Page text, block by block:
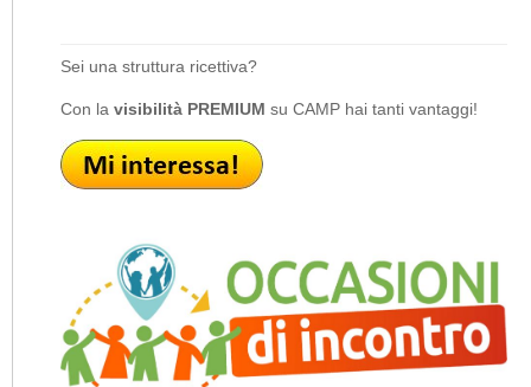
Sei una struttura ricettiva?
Con la visibilità PREMIUM su CAMP hai tanti vantaggi!